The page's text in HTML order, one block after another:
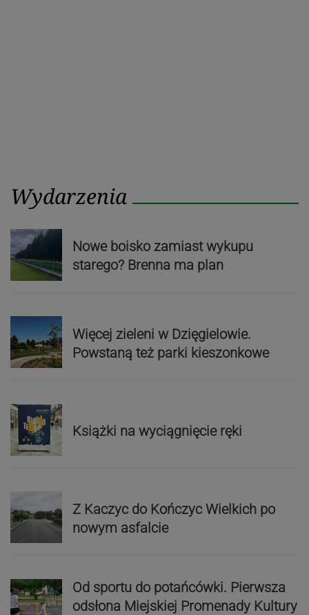
Wydarzenia
Nowe boisko zamiast wykupu
starego? Brenna ma plan
Więcej zieleni w Dzięgielowie.
Powstaną też parki kieszonkowe
Książki na wyciągnięcie ręki
Z Kaczyc do Kończyc Wielkich po
nowym asfalcie
Od sportu do potańcówki. Pierwsza
odsłona Miejskiej Promenady Kultury